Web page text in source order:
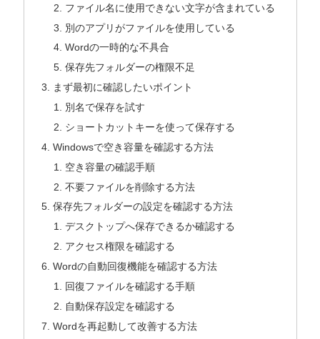
ファイル名に使用できない文字が含まれている
別のアプリがファイルを使用している
Wordの一時的な不具合
保存先フォルダーの権限不足
まず最初に確認したいポイント
別名で保存を試す
ショートカットキーを使って保存する
Windowsで空き容量を確認する方法
空き容量の確認手順
不要ファイルを削除する方法
保存先フォルダーの設定を確認する方法
デスクトップへ保存できるか確認する
アクセス権限を確認する
Wordの自動回復機能を確認する方法
回復ファイルを確認する手順
自動保存設定を確認する
Wordを再起動して改善する方法